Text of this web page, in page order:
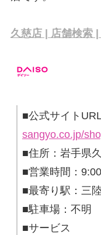
久慈店 | 店舗検索
■公式サイトURL
sangyo.co.jp/
■住所：岩手県
■営業時間：
■最寄り駅：三
■駐車場：不明
■サービス